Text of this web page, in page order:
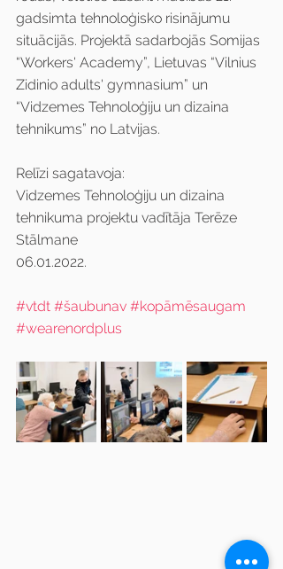
gadsimta tehnoloģisko risinājumu
situācijās. Projektā sadarbojās Somijas
“Workers' Academy”, Lietuvas “Vilnius
Zidinio adults' gymnasium” un
“Vidzemes Tehnoloģiju un dizaina
tehnikums” no Latvijas.
Relīzi sagatavoja:
Vidzemes Tehnoloģiju un dizaina
tehnikuma projektu vadītāja Terēze
Stālmane
06.01.2022.
#vtdt #šaubunav #kopāmēsaugam
#wearenordplus